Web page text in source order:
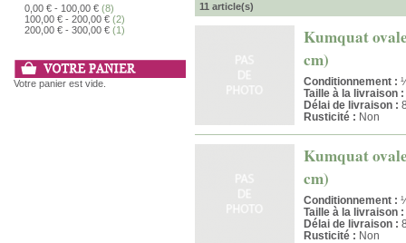
0,00 € - 100,00 € (8)
100,00 € - 200,00 € (2)
200,00 € - 300,00 € (1)
Votre panier est vide.
11 article(s)
Kumquat
cm)
Conditionnement :
Taille à la livraison :
Délai de livraison :
Rusticité : Non
Kumquat
cm)
Conditionnement :
Taille à la livraison :
Délai de livraison :
Rusticité : Non